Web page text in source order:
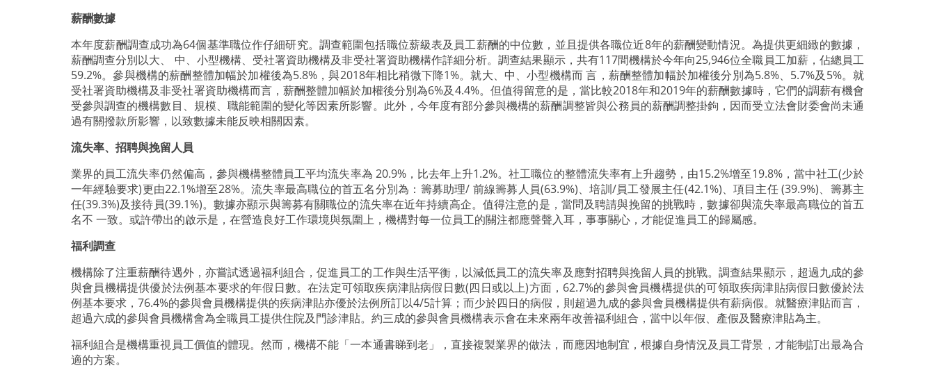
薪酬數據
本年度薪酬調查成功為64個基準職位作仔細研究。調查範圍包括職位薪級表及員工薪酬的中位數，並且提供各職位近8年的薪酬變動情況。為提供更細緻的數據，
薪酬調查分別以大、 中、小型機構、受社署資助機構及非受社署資助機構作詳細分析。調查結果顯示，共有117間機構於今年向25,946位全職員工加薪，佔總員工
59.2%。參與機構的薪酬整體加幅於加權後為5.8%，與2018年相比稍微下降1%。就大、中、小型機構而 言，薪酬整體加幅於加權後分別為5.8%、5.7%及5%。就
受社署資助機構及非受社署資助機構而言，薪酬整體加幅於加權後分別為6%及4.4%。但值得留意的是，當比較2018年和2019年的薪酬數據時，它們的調薪有機會
受參與調查的機構數目、規模、職能範圍的變化等因素所影響。此外，今年度有部分參與機構的薪酬調整皆與公務員的薪酬調整掛鉤，因而受立法會財委會尚未通
過有關撥款所影響，以致數據未能反映相關因素。
流失率、招聘與挽留人員
業界的員工流失率仍然偏高，參與機構整體員工平均流失率為 20.9%，比去年上升1.2%。社工職位的整體流失率有上升趨勢，由15.2%增至19.8%，當中社工(少於
一年經驗要求)更由22.1%增至28%。流失率最高職位的首五名分別為：籌募助理/ 前線籌募人員(63.9%)、培訓/員工發展主任(42.1%)、項目主任 (39.9%)、籌募主
任(39.3%)及接待員(39.1%)。數據亦顯示與籌募有關職位的流失率在近年持續高企。值得注意的是，當問及聘請與挽留的挑戰時，數據卻與流失率最高職位的首五
名不 一致。或許帶出的啟示是，在營造良好工作環境與氛圍上，機構對每一位員工的關注都應聲聲入耳，事事關心，才能促進員工的歸屬感。
福利調查
機構除了注重薪酬待遇外，亦嘗試透過福利組合，促進員工的工作與生活平衡，以減低員工的流失率及應對招聘與挽留人員的挑戰。調查結果顯示，超過九成的參
與會員機構提供優於法例基本要求的年假日數。在法定可領取疾病津貼病假日數(四日或以上)方面，62.7%的參與會員機構提供的可領取疾病津貼病假日數優於法
例基本要求，76.4%的參與會員機構提供的疾病津貼亦優於法例所訂以4/5計算；而少於四日的病假，則超過九成的參與會員機構提供有薪病假。就醫療津貼而言，
超過六成的參與會員機構會為全職員工提供住院及門診津貼。約三成的參與會員機構表示會在未來兩年改善福利組合，當中以年假、產假及醫療津貼為主。
福利組合是機構重視員工價值的體現。然而，機構不能「一本通書睇到老」，直接複製業界的做法，而應因地制宜，根據自身情況及員工背景，才能制訂出最為合
適的方案。